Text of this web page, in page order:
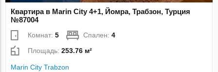
Квартира в Marin City 4+1, Йомра, Трабзон, Турция
№87004
Комнат:5 Спален:4
Площадь:253.76 м²
Marin City Trabzon